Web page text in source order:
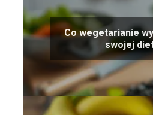
Co wegetarianie
swojej